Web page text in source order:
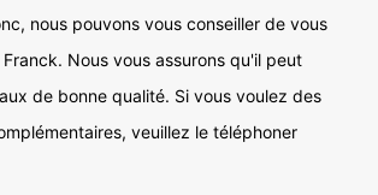
nous pouvons vous conseiller de vous
Nous vous assurons qu'il peut
de bonne qualité. Si vous voulez des
veuillez le téléphoner